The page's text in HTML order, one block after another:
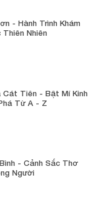
- Hành Trình Khám
Nhiên
Cát Tiên - Bật Mí Kinh
Từ A - Z
- Cảnh Sắc Thơ
Người